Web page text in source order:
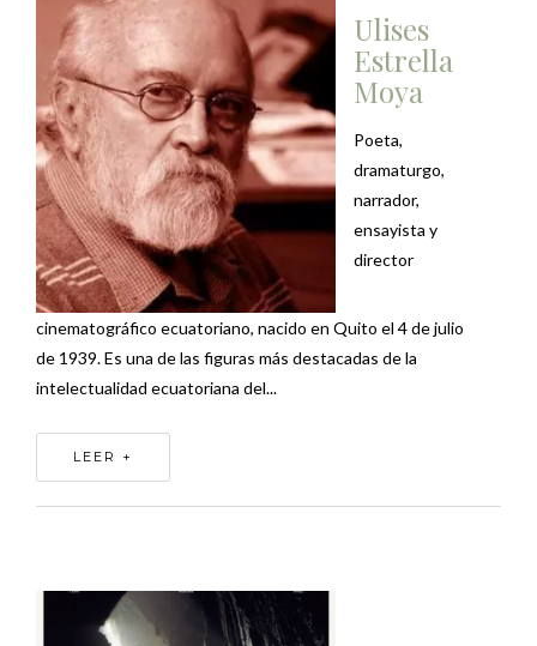
Ulises
Estrella
Moya
Poeta,
dramaturgo,
narrador,
ensayista y
director
cinematográfico ecuatoriano, nacido en Quito el 4 de julio
de 1939. Es una de las figuras más destacadas de la
intelectualidad ecuatoriana del...
LEER +